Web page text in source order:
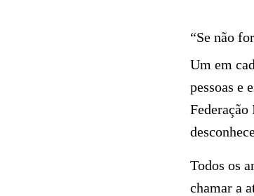
“Se não
Um em
pessoas e
Federação
Todos os
chamar a